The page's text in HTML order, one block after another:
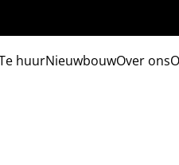
huurNieuwbouwOver ons